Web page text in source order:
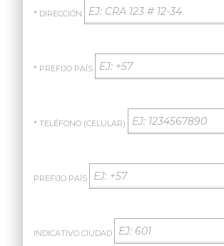
* DIRECCIÓN
* PREFIJO PAÍS
* TELÉFONO (CELULAR)
PREFIJO PAÍS
INDICATIVO CIUDAD